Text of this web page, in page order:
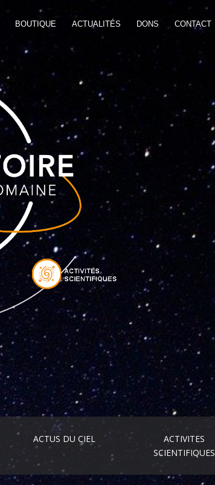
BOUTIQUE ACTUALITÉS DONS CONTACT
ACTUS DU CIEL
ACTIVITES
SCIENTIFIQUES